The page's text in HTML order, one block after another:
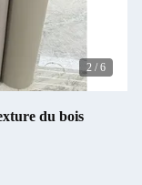
2 / 6
du bois